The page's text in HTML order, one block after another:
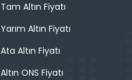
Tam Altın Fiyatı
Yarım Altın Fiyatı
Ata Altın Fiyatı
Altın ONS Fiyatı